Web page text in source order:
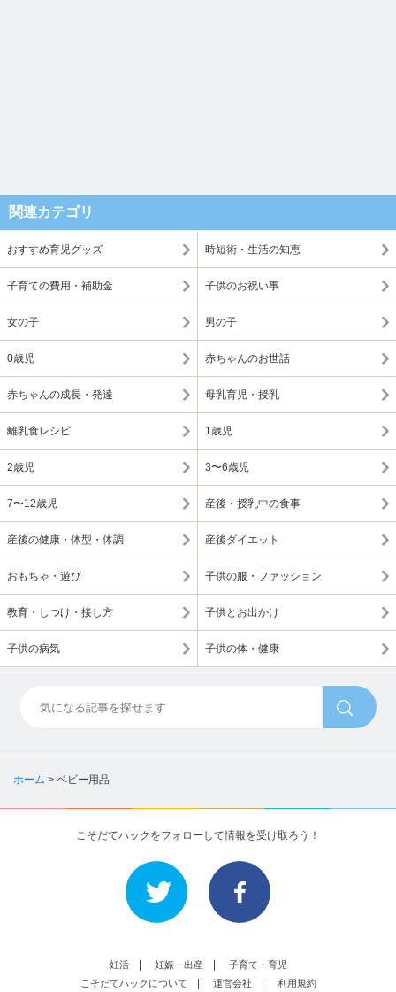
関連カテゴリ
おすすめ育児グッズ 時短術・生活の知恵
子育ての費用・補助金 子供のお祝い事
女の子 男の子
0歳児 赤ちゃんのお世話
赤ちゃんの成長・発達 母乳育児・授乳
離乳食レシピ 1歳児
2歳児 3〜6歳児
7〜12歳児 産後・授乳中の食事
産後の健康・体型・体調 産後ダイエット
おもちゃ・遊び 子供の服・ファッション
教育・しつけ・接し方 子供とお出かけ
子供の病気 子供の体・健康
ホーム > ベビー用品
こそだてハックをフォローして情報を受け取ろう！
妊活 妊娠・出産
子育て・育児
こそだてハックについて
運営会社 利用規約